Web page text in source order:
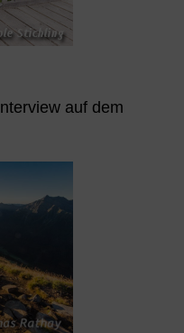
auf dem